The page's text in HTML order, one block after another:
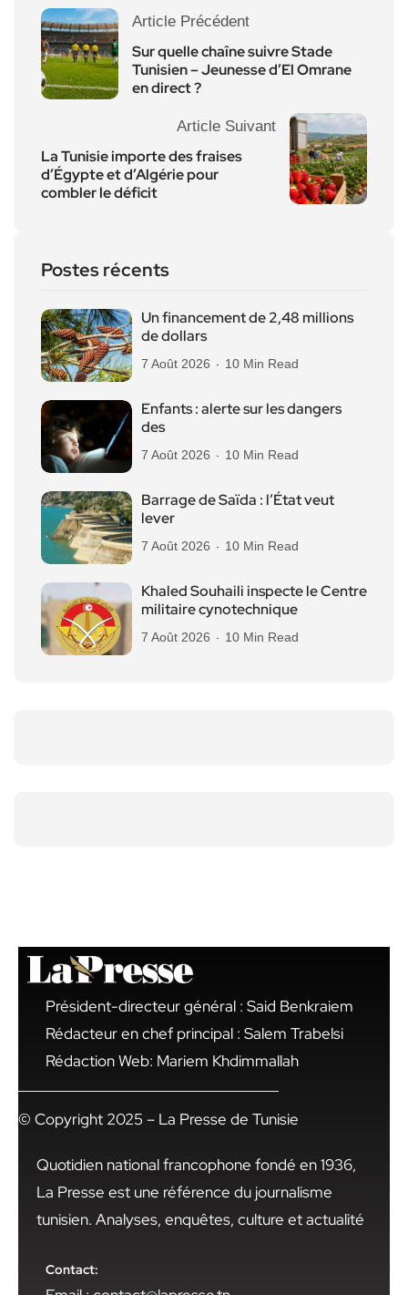
Article Précédent
Sur quelle chaîne suivre Stade
Tunisien – Jeunesse d’El Omrane
en direct ?
Article Suivant
La Tunisie importe des fraises
d’Égypte et d’Algérie pour
combler le déficit
Postes récents
Un financement de 2,48 millions
de dollars
7 Août 2026 10 Min Read
Enfants : alerte sur les dangers
des
7 Août 2026 10 Min Read
Barrage de Saïda : l’État veut
lever
7 Août 2026 10 Min Read
Khaled Souhaili inspecte le Centre
militaire cynotechnique
7 Août 2026 10 Min Read
Président-directeur général : Said Benkraiem
Rédacteur en chef principal : Salem Trabelsi
Rédaction Web: Mariem Khdimmallah
© Copyright 2025 – La Presse de Tunisie
Quotidien national francophone fondé en 1936,
La Presse est une référence du journalisme
tunisien. Analyses, enquêtes, culture et actualité
Contact: